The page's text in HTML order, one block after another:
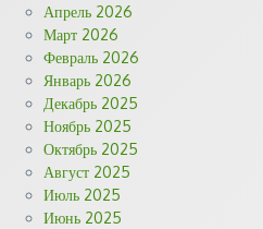
Апрель 2026
Март 2026
Февраль 2026
Январь 2026
Декабрь 2025
Ноябрь 2025
Октябрь 2025
Август 2025
Июль 2025
Июнь 2025